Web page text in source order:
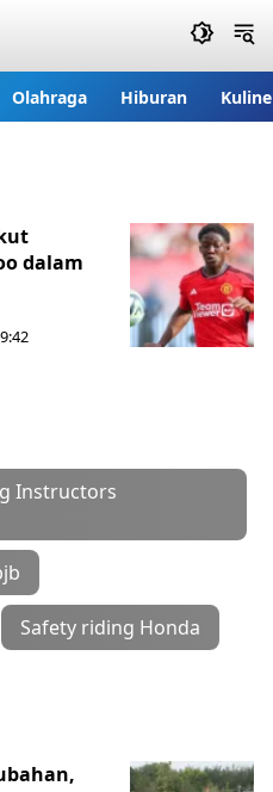
Olahraga Hiburan
dalam
Instructors
Safety riding Honda